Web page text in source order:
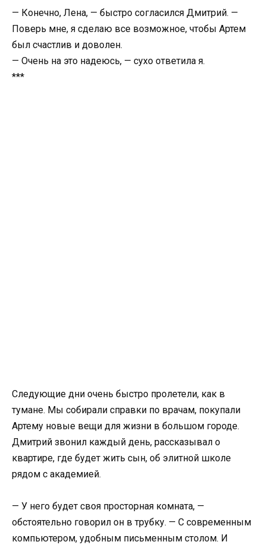
— Конечно, Лена, — быстро согласился Дмитрий. —
Поверь мне, я сделаю все возможное, чтобы Артем
был счастлив и доволен.
— Очень на это надеюсь, — сухо ответила я.
***
Следующие дни очень быстро пролетели, как в
тумане. Мы собирали справки по врачам, покупали
Артему новые вещи для жизни в большом городе.
Дмитрий звонил каждый день, рассказывал о
квартире, где будет жить сын, об элитной школе
рядом с академией.
— У него будет своя просторная комната, —
обстоятельно говорил он в трубку. — С современным
компьютером, удобным письменным столом. И